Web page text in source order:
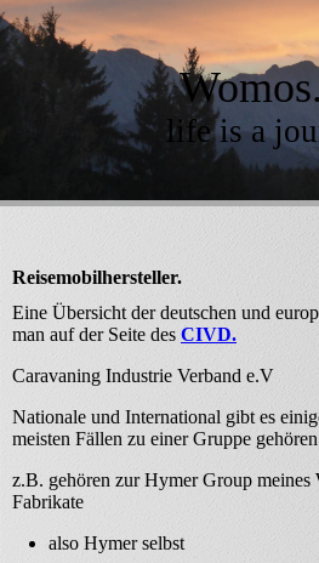
life is a
Reisemobilhersteller.
Eine Übersicht der deutschen und
man auf der Seite des CIVD.
Caravaning Industrie Verband e.V
Nationale und International gibt es
meisten Fällen zu einer Gruppe
z.B. gehören zur Hymer Group meines
Fabrikate
also Hymer selbst